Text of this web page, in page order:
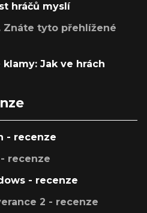
hráčů myslí
Znáte tyto přehlížené
Jak ve hrách
- recenze
recenze
- recenze
2 - recenze